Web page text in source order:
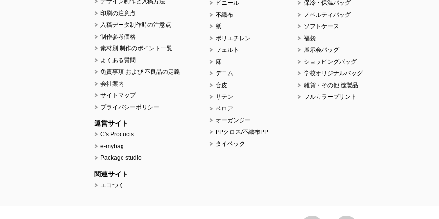
デザイン制作と入稿方法
印刷の注意点
入稿データ制作時の注意点
制作参考価格
素材別 制作のポイント一覧
よくある質問
免責事項 および 不良品の定義
会社案内
サイトマップ
プライバシーポリシー
運営サイト
C's Products
e-mybag
Package studio
関連サイト
エコつく
ビニール
不織布
紙
ポリエチレン
フェルト
麻
デニム
合皮
サテン
ベロア
オーガンジー
PPクロス/不織布PP
タイベック
保冷・保温バッグ
ノベルティバッグ
ソフトケース
福袋
展示会バッグ
ショッピングバッグ
学校オリジナルバッグ
雑貨・その他 縫製品
フルカラープリント